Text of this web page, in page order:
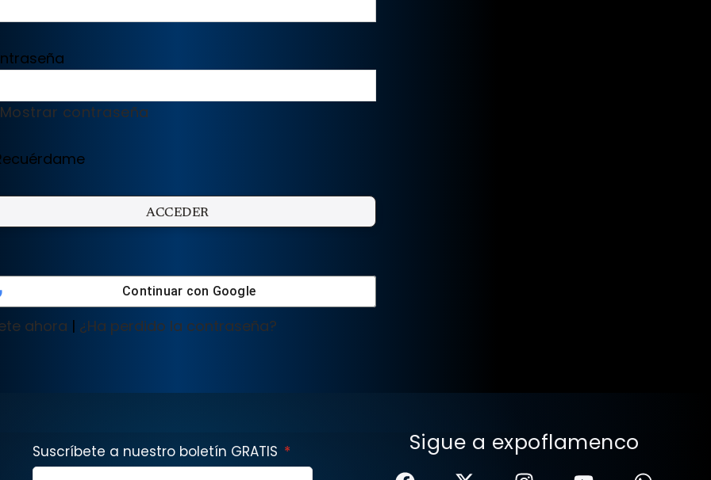
Mostrar contraseña
Continuar con Google
ahora | ¿Ha perdido la contraseña?
Suscríbete a nuestro boletín GRATIS Sigue a expoflamenco